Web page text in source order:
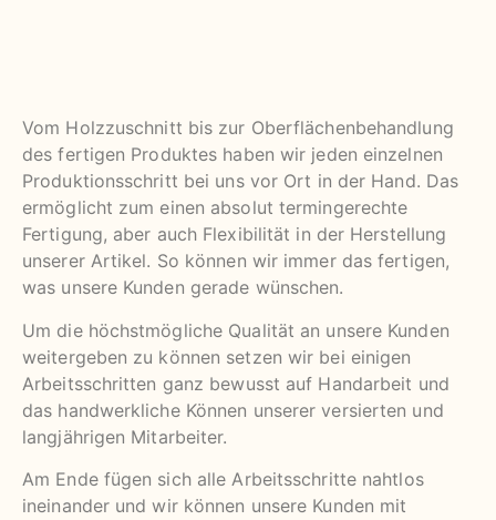
Vom Holzzuschnitt bis zur Oberflächenbehandlung
des fertigen Produktes haben wir jeden einzelnen
Produktionsschritt bei uns vor Ort in der Hand. Das
ermöglicht zum einen absolut termingerechte
Fertigung, aber auch Flexibilität in der Herstellung
unserer Artikel. So können wir immer das fertigen,
was unsere Kunden gerade wünschen.
Um die höchstmögliche Qualität an unsere Kunden
weitergeben zu können setzen wir bei einigen
Arbeitsschritten ganz bewusst auf Handarbeit und
das handwerkliche Können unserer versierten und
langjährigen Mitarbeiter.
Am Ende fügen sich alle Arbeitsschritte nahtlos
ineinander und wir können unsere Kunden mit